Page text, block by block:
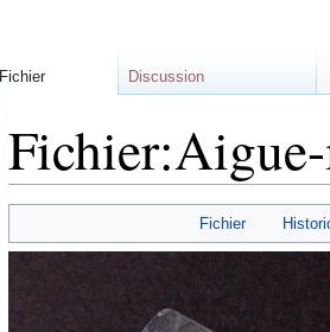
Fichier
Fichier Discussion